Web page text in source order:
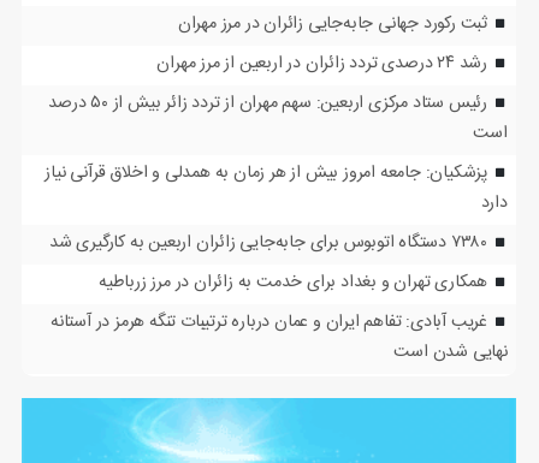
ثبت رکورد جهانی جابه‌جایی زائران در مرز مهران
رشد ۲۴ درصدی تردد زائران در اربعین از مرز مهران
رئیس ستاد مرکزی اربعین: سهم مهران از تردد زائر بیش از ۵۰ درصد
است
پزشکیان: جامعه امروز بیش از هر زمان به همدلی و اخلاق قرآنی نیاز
دارد
۷۳۸۰ دستگاه اتوبوس برای جابه‌جایی زائران اربعین به‌ کارگیری شد
همکاری تهران و بغداد برای خدمت به زائران در مرز زرباطیه
غریب آبادی: تفاهم ایران و عمان درباره ترتیبات تنگه هرمز در آستانه
نهایی شدن است